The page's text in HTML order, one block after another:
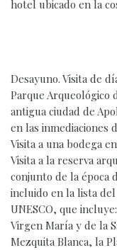
hotel ubicado en la
Desayuno. Visita de
Parque Arqueológico
antigua ciudad de
en las inmediaciones
Visita a una bodega
Visita a la reserva
conjunto de la época
incluido en la lista
UNESCO, que
Virgen María y de la
Mezquita Blanca, la